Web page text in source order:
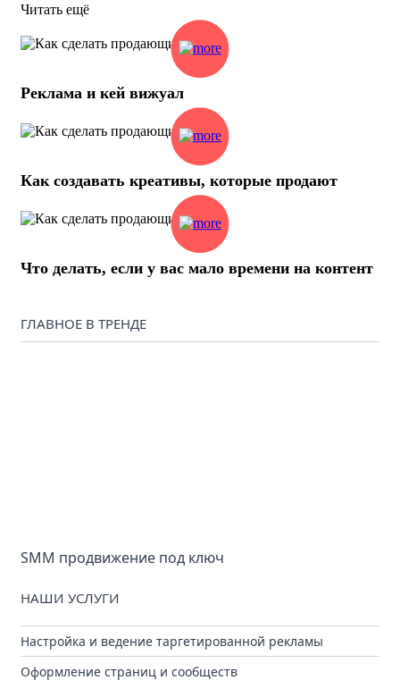
Читать ещё
Реклама и кей вижуал
Как создавать креативы, которые продают
Что делать, если у вас мало времени на контент
ГЛАВНОЕ В ТРЕНДЕ
SMM продвижение под ключ
НАШИ УСЛУГИ
Настройка и ведение таргетированной рекламы
Оформление страниц и сообществ